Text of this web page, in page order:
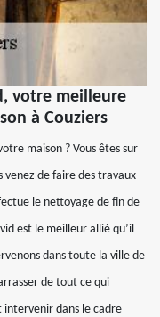
votre meilleure
à Couziers
maison ? Vous êtes sur
venez de faire des travaux
le nettoyage de fin de
est le meilleur allié qu’il
dans toute la ville de
de tout ce qui
intervenir dans le cadre